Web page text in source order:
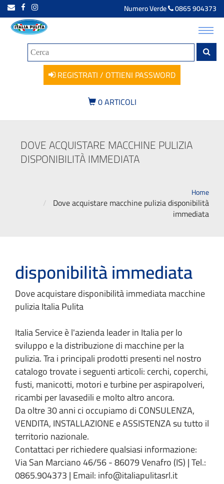
Numero Verde 0865 904373
REGISTRATI / OTTIENI PASSWORD
0ARTICOLI
DOVE ACQUISTARE MACCHINE PULIZIA
DISPONIBILITÀ IMMEDIATA
Home
Dove acquistare macchine pulizia disponibilità
immediata
disponibilità immediata
Dove acquistare disponibilità immediata macchine
pulizia Italia Pulita
Italia Service è l'azienda leader in Italia per lo
sviluppo e la distribuzione di macchine per la
pulizia. Tra i principali prodotti presenti nel nostro
catalogo trovate i seguenti articoli: cerchi, coperchi,
fusti, manicotti, motori e turbine per aspirapolveri,
ricambi per lavasedili e molto altro ancora.
Da oltre 30 anni ci occupiamo di CONSULENZA,
VENDITA, INSTALLAZIONE e ASSISTENZA su tutto il
territorio nazionale.
Contattaci per richiedere qualsiasi informazione:
Via San Marciano 46/56 - 86079 Venafro (IS) | Tel.:
0865.904373 | Email: info@italiapulitasrl.it